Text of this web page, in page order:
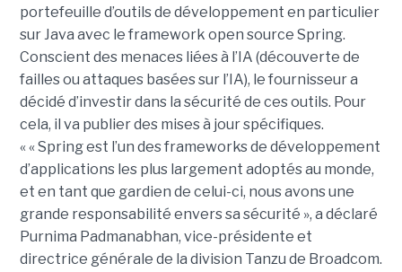
portefeuille d’outils de développement en particulier
sur Java avec le framework open source Spring.
Conscient des menaces liées à l’IA (découverte de
failles ou attaques basées sur l’IA), le fournisseur a
décidé d’investir dans la sécurité de ces outils. Pour
cela, il va publier des mises à jour spécifiques.
« « Spring est l’un des frameworks de développement
d’applications les plus largement adoptés au monde,
et en tant que gardien de celui-ci, nous avons une
grande responsabilité envers sa sécurité », a déclaré
Purnima Padmanabhan, vice-présidente et
directrice générale de la division Tanzu de Broadcom.